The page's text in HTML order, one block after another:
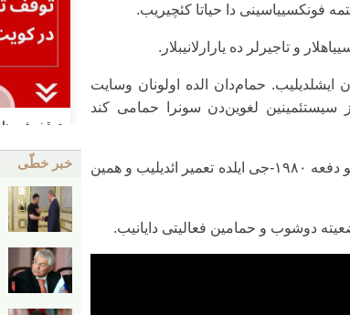
فونکسییاسینی دا حیاتا کئچیریب.
و تاجیرلر ده یارارلانیبلار.
حمام‌دان الده اولونان وسایت
سیستئمینین لغوین‌دن سونرا حمامی کند
اهالینین هم ده اونسیت یئری اولان ارچیوان حمامی سونونجو دفعه ۱۹۸۰-جی ایلده تعمیر ائدیلیب و همین
دوشوب و حمامین فعالیتی دایانیب.
خبر خطّی